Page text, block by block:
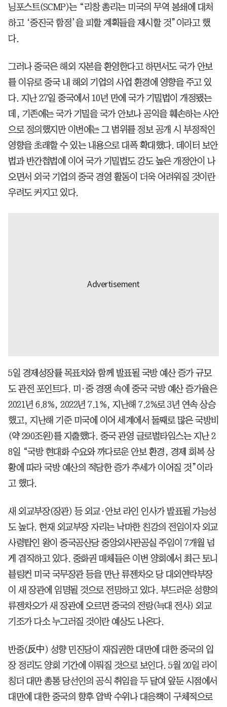
닝포스트(SCMP)는 “리창 총리는 미국의 무역 봉쇄에 대처
하고 ‘중진국 함정’을 피할 계획들을 제시할 것”이라고 했
다.
그러나 중국은 해외 자본을 환영한다고 하면서도 국가 안보
를 이유로 중국 내 해외 기업의 사업 환경에 영향을 주고 있
다. 지난 27일 중국에서 10년 만에 국가 기밀법이 개정됐는
데, 기존에는 국가 기밀을 국가 안보나 공익을 훼손하는 사안
으로 정의했지만 이번에는 그 범위를 정보 공개 시 부정적인
영향을 초래할 수 있는 내용으로 대폭 확대했다. 데이터 보안
법과 반간첩법에 이어 국가 기밀법도 강도 높은 개정안이 나
오면서 외국 기업의 중국 경영 활동이 더욱 어려워질 것이란
우려도 커지고 있다.
5일 경제성장률 목표치와 함께 발표될 국방 예산 증가 규모
도 관전 포인트다. 미·중 경쟁 속에 중국 국방 예산 증가율은
2021년 6.8%, 2022년 7.1%, 지난해 7.2%로 3년 연속 상승
했고, 지난해 기준 미국에 이어 세계에서 둘째로 많은 국방비
(약 290조원)를 지출했다. 중국 관영 글로벌타임스는 지난 2
8일 “국방 현대화 수요와 까다로운 안보 환경, 경제 회복 상
황에 따라 국방 예산의 적당한 증가 추세가 이어질 것”이라
고 했다.
새 외교부장(장관) 등 외교·안보 라인 인사가 발표될 가능성
도 높다. 현재 외교부장 자리는 낙마한 친강의 전임이자 외교
사령탑인 왕이 중국공산당 중앙외사판공실 주임이 7개월 넘
게 겸직하고 있다. 중화권 매체들은 이번 양회에서 최근 토니
블링컨 미국 국무장관 등을 만난 류젠차오 당 대외연락부장
이 새 장관에 임명될 것으로 전망하고 있다. 부드러운 성향의
류젠차오가 새 장관에 오르면 중국의 전랑(늑대 전사) 외교
기조가 다소 누그러질 것이란 예상도 나온다.
반중(反中) 성향 민진당이 재집권한 대만에 대한 중국의 입
장 정리도 양회 기간에 이뤄질 것으로 보인다. 5월 20일 라이
칭더 대만 총통 당선인의 공식 취임을 두 달여 앞둔 시점에서
대만에 대한 중국의 향후 압박 수위나 대응책이 구체적으로